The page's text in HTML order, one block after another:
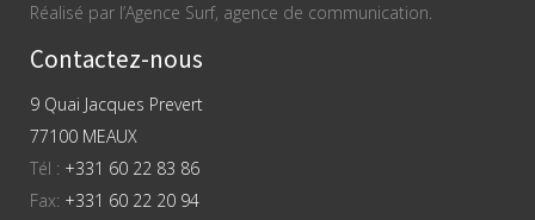
Réalisé par l’Agence Surf, agence de communication.
Contactez-nous
9 Quai Jacques Prevert
77100 MEAUX
Tél : +331 60 22 83 86
Fax: +331 60 22 20 94